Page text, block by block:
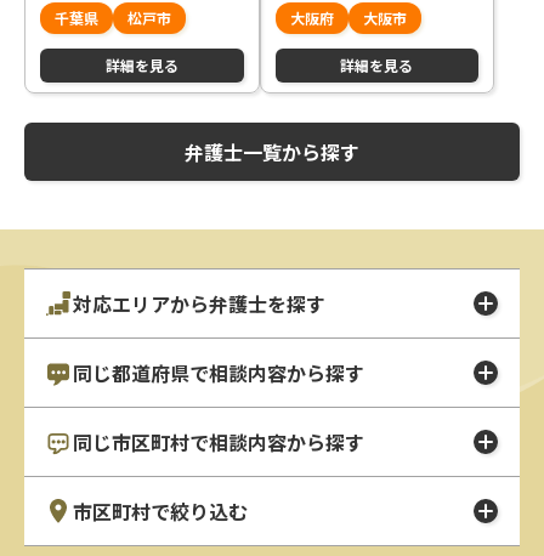
ださい
千葉県 松戸市
詳細を見る
大阪府
大阪市
詳細を見る
弁護士一覧から探す
対応エリアから弁護士を探す
同じ都道府県で相談内容から探す
同じ市区町村で相談内容から探す
市区町村で絞り込む